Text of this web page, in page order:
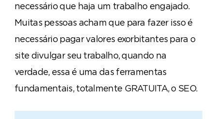
necessário que haja um trabalho engajado.
Muitas pessoas acham que para fazer isso é
necessário pagar valores exorbitantes para o
site divulgar seu trabalho, quando na
verdade, essa é uma das ferramentas
fundamentais, totalmente GRATUITA, o SEO.